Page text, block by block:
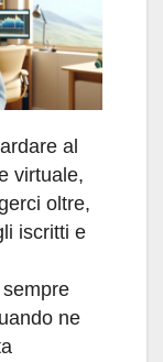
al
virtuale,
oltre,
iscritti e
ne